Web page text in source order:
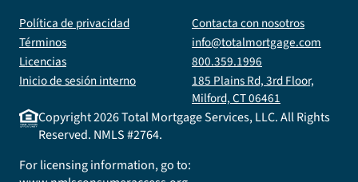
Política de privacidad
Términos
Licencias
Inicio de sesión interno
Contacta con nosotros
info@totalmortgage.com
800.359.1996
185 Plains Rd, 3rd Floor,
Milford, CT 06461
Copyright2026Total Mortgage Services, LLC. All Rights
Reserved. NMLS #2764.
For licensing information, go to: